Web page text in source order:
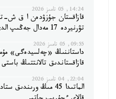
14:24, 05 تامىز 2026
قازاقستان جۇزۋدەن ا ق ش-
تۋرنيردە 17 مەدال جەڭىپ الدى
09:55, 05 تامىز 2026
داستاننىڭ «چەلسيدەگى»
قازاقستاندىق تالانتتىڭ
22:04, 04 تامىز 2026
الماتىدا 45 مىڭ